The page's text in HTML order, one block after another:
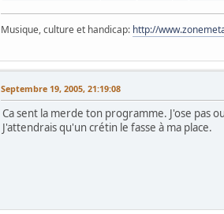
Musique, culture et handicap: http://
Septembre 19, 2005, 21:19:08
Ca sent la merde ton programme. J'ose pas
J'attendrais qu'un crétin le fasse à ma place.